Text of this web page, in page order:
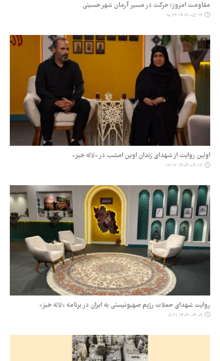
مقاومت امروز؛ حرکت در مسیر آرمان شهر حسینی
۱۴۰۴-۰۵-۱۷ ۱۸:۱۳
اولین روایت از شهدای زندان اوین امشب در «لاله خیز»
۱۴۰۴-۰۴-۱۶ ۱۶:۱۳
روایت شهدای حملات رژیم صهیونیستی به ایران در برنامه «لاله خیز»
۱۴۰۴-۰۴-۰۹ ۰۹:۲۰